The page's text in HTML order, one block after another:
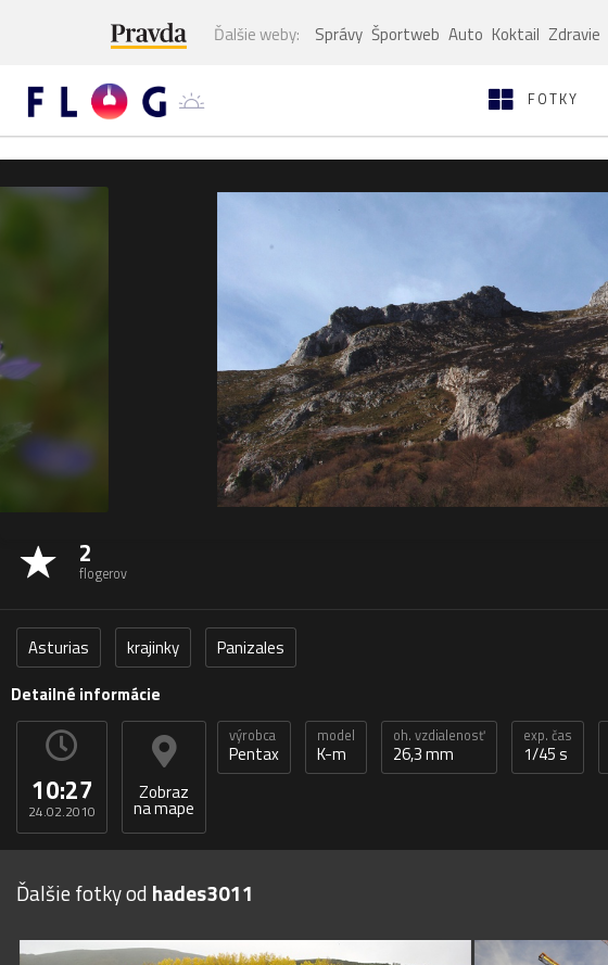
Ďalšie weby: Správy Športweb Auto Koktail Zdravie
FOTKY
2
flogerov
Asturias krajinky
Panizales
Detailné informácie
10:27
24.02.2010
Zobraz
na mape
výrobca
Pentax
model
K-m
oh. vzdialenosť
26,3 mm
exp. čas
1/45 s
Ďalšie fotky od hades3011